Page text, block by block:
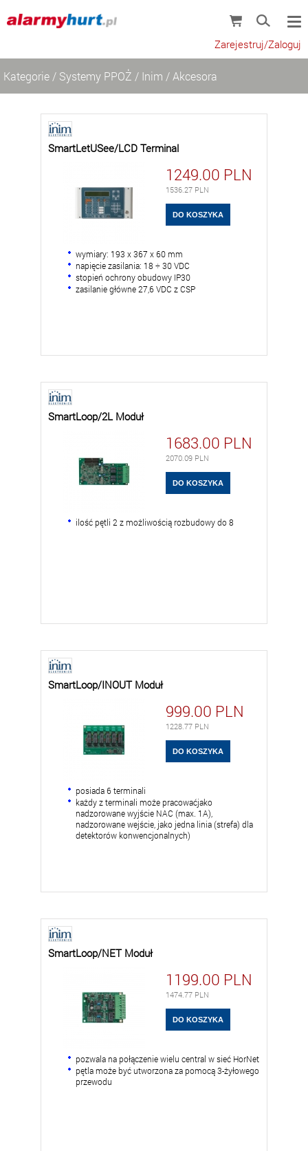
Zarejestruj/Zaloguj
Kategorie / Systemy PPOŻ / Inim / Akcesora
SmartLetUSee/LCD Terminal
1249.00 PLN
1536.27 PLN
wymiary: 193 x 367 x 60 mm
napięcie zasilania: 18 ÷ 30 VDC
stopień ochrony obudowy IP30
zasilanie główne 27,6 VDC z CSP
SmartLoop/2L Moduł
1683.00 PLN
2070.09 PLN
ilość pętli 2 z możliwością rozbudowy do 8
SmartLoop/INOUT Moduł
999.00 PLN
1228.77 PLN
posiada 6 terminali
każdy z terminali może pracowaćjako
nadzorowane wyjście NAC (max. 1A),
nadzorowane wejście, jako jedna linia (strefa) dla
detektorów konwencjonalnych)
SmartLoop/NET Moduł
1199.00 PLN
1474.77 PLN
pozwala na połączenie wielu central w sieć HorNet
pętla może być utworzona za pomocą 3-żyłowego
przewodu